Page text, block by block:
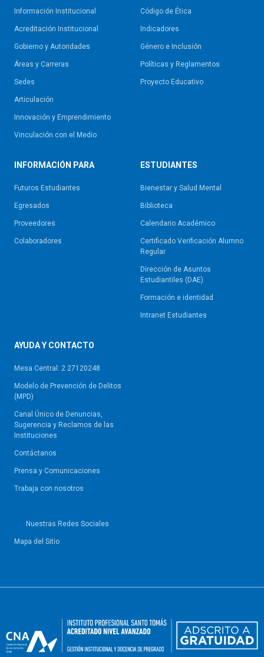
Información Institucional
Acreditación Institucional
Gobierno y Autoridades​
Áreas y Carreras
Sedes
Articulación
Innovación y Emprendimiento
Vinculación con el Medio
Código de Ética
Indicadores
Género e Inclusión
Políticas y Reglamentos​
Proyecto Educativo
INFORMACIÓN PARA
Futuros Estudiantes
Egresados
Proveedores
Colaboradores
ESTUDIANTES
Bienestar y Salud Mental
Biblioteca
Calendario Académico
Certificado Verificación Alumno
Regular
Dirección de Asuntos
Estudiantiles (DAE)
Formación e identidad
Intranet Estudiantes
AYUDA Y CONTACTO
Mesa Central: 2 27120248
Modelo de Prevención de Delitos
(MPD)
Canal Único de Denuncias,
Sugerencia y Reclamos de las
Instituciones
Contáctanos
Prensa y Comunicaciones
Trabaja con nosotros
Nuestras Redes Sociales
Mapa del Sitio